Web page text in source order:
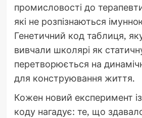
промисловості до
які не розпізнаються
Генетичний код таблиця,
вивчали школярі як
перетворюється на
для конструювання життя.
Кожен новий експеримент
коду нагадує: те, що